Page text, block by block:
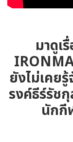
มาดูเ
ยังไม่เคย
รงค์ธีร์รัช
นักกี